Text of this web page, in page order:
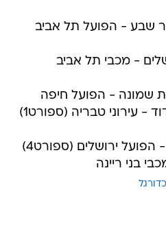
באר שבע - הפועל תל אביב